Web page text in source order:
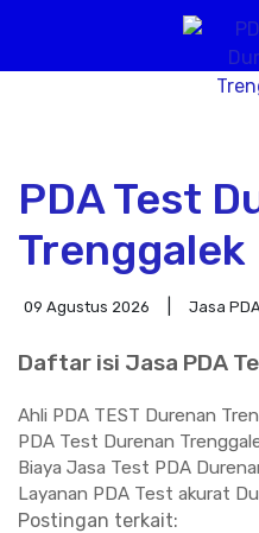
PDA Test
Trenggalek
09 Agustus 2026 Jasa
Daftar isi Jasa PDA
Ahli PDA TEST Durenan
PDA Test Durenan
Biaya Jasa Test PDA
Layanan PDA Test akurat
Postingan terkait: